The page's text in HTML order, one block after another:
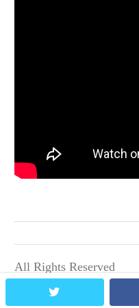
All Rights Reserved
Terms and Conditions